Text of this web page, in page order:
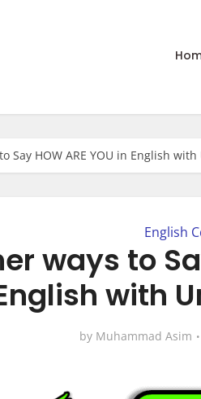
Say HOW ARE YOU in English
English
ways to
with
by Muhammad Asim